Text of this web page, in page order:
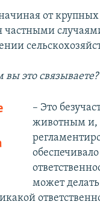
от
частными
вы это связываете?
– Это
животным и,
может